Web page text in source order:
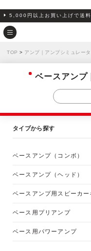
5,000円以上お買い上げで送料
TOP > アンプ｜アンプシミュレー
ベースアンプ
タイプから探す
ベースアンプ（コンボ）
ベースアンプ（ヘッド）
ベースアンプ用スピーカー
ベース用プリアンプ
ベース用パワーアンプ